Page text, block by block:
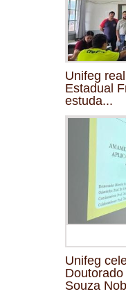
Unifeg
Estadual
estuda...
Unifeg
Souza